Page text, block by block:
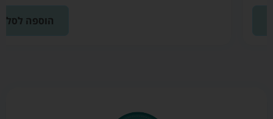
הוספה לסל